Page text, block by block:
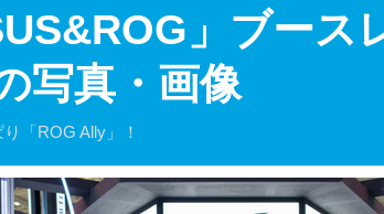
」ブー
写真・画像
「ROG Ally」！